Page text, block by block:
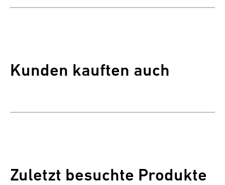
Kunden kauften auch
Zuletzt besuchte Produkte